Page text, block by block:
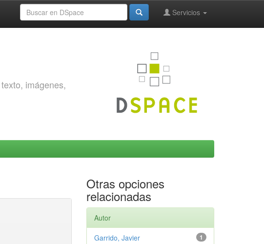
Servicios
imágenes,
Otras opciones
relacionadas
Autor
1
Garrido, Javier